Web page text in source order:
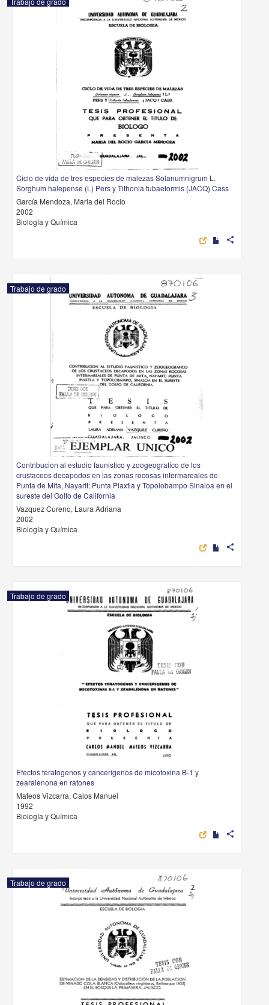
Ciclo de vida de tres especies de malezas Solanumnigrum L.
Sorghum halepense (L) Pers y Tithonia tubaeformis (JACQ) Cass
García Mendoza, Maria del Rocio
2002
Biología y Química
share
Trabajo de grado
Contribucion al estudio faunistico y zoogeografico de los
crustaceos decapodos en las zonas rocosas intermareales de
Punta de Mita, Nayarit; Punta Piaxtla y Topolobampo Sinaloa en el
sureste del Golfo de California
Vazquez Cureno, Laura Adriana
2002
Biología y Química
share
Trabajo de grado
Efectos teratogenos y cancerigenos de micotoxina B-1 y
zearalenona en ratones
Mateos Vizcarra, Calos Manuel
1992
Biología y Química
share
Trabajo de grado